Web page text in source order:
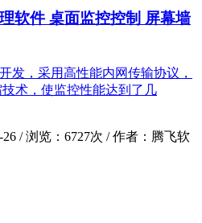
软件 桌面监控控制 屏幕墙
发，采用高性能内网传输协议，
术，使监控性能达到了几
26 /浏览： 6727次 /作者： 腾飞软